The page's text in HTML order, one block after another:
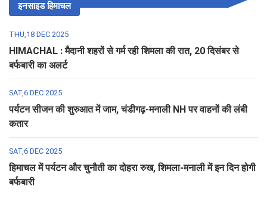
इनसाइड हिमाचल
THU,18 DEC 2025
HIMACHAL : मैदानी शहरों से गर्म रही शिमला की रात, 20 दिसंबर से
बर्फबारी का अलर्ट
SAT,6 DEC 2025
पर्यटन सीजन की शुरुआत में जाम, चंडीगढ़-मनाली NH पर वाहनों की लंबी
कतार
SAT,6 DEC 2025
हिमाचल में पर्यटन और चुनौती का दोहरा रुख, शिमला-मनाली में इन दिन होगी
बर्फबारी